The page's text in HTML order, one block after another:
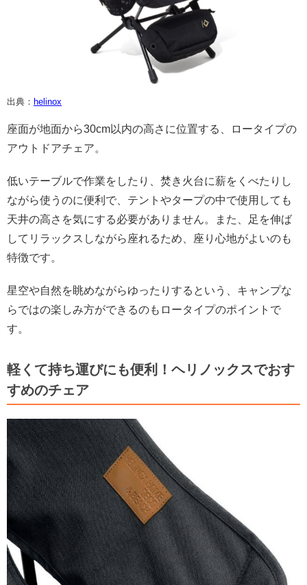
出典： helinox
座面が地面から30cm以内の高さに位置する、ロータイプの
アウトドアチェア。
低いテーブルで作業をしたり、焚き火台に薪をくべたりし
ながら使うのに便利で、テントやタープの中で使用しても
天井の高さを気にする必要がありません。また、足を伸ば
してリラックスしながら座れるため、座り心地がよいのも
特徴です。
星空や自然を眺めながらゆったりするという、キャンプな
らではの楽しみ方ができるのもロータイプのポイントで
す。
軽くて持ち運びにも便利！ヘリノックスでおす
すめのチェア